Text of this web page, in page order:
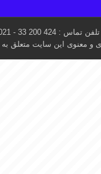
تلفن تماس : 424 200 33 - 021
و معنوی این سایت متعلق به